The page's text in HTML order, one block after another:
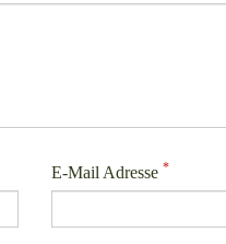
E-Mail Adresse*